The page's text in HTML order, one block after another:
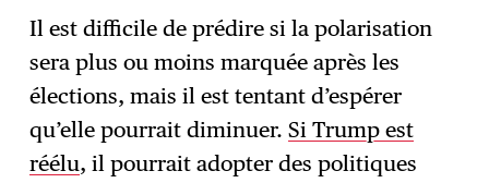
Il est difficile de prédire si la polarisation
sera plus ou moins marquée après les
élections, mais il est tentant d’espérer
qu’elle pourrait diminuer.Si Trump est
réélu, il pourrait adopter des politiques